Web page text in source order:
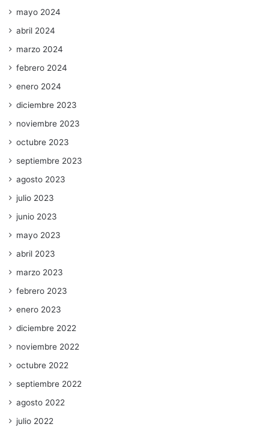
mayo 2024
abril 2024
marzo 2024
febrero 2024
enero 2024
diciembre 2023
noviembre 2023
octubre 2023
septiembre 2023
agosto 2023
julio 2023
junio 2023
mayo 2023
abril 2023
marzo 2023
febrero 2023
enero 2023
diciembre 2022
noviembre 2022
octubre 2022
septiembre 2022
agosto 2022
julio 2022